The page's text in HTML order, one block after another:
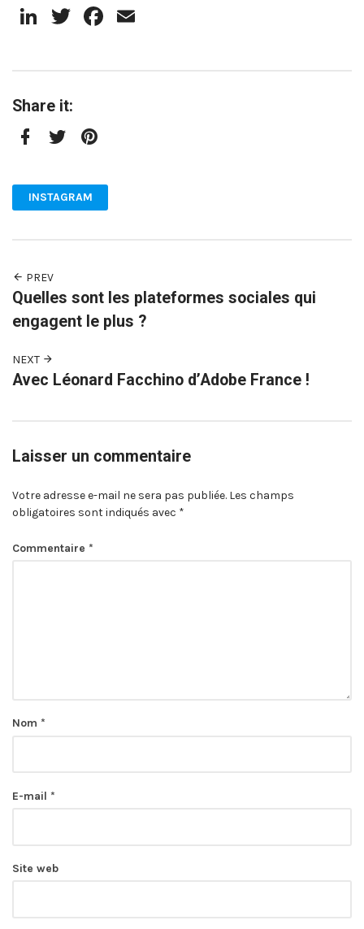
LinkedIn
TwitterFacebook
Share it:
INSTAGRAM
PREV
Quelles sont les plateformes sociales qui
engagent le plus ?
NEXT
Avec Léonard Facchino d’Adobe France !
Laisser un commentaire
Votre adresse e-mail ne sera pas publiée. Les champs
obligatoires sont indiqués avec *
Commentaire *
Nom *
E-mail *
Site web